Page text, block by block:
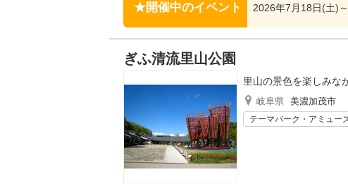
開催中のイベント 2026年7月18日(土)
ぎふ清流里山公園
里山の景色を楽しみな
岐阜県 美濃加茂市
テーマパーク・アミュー